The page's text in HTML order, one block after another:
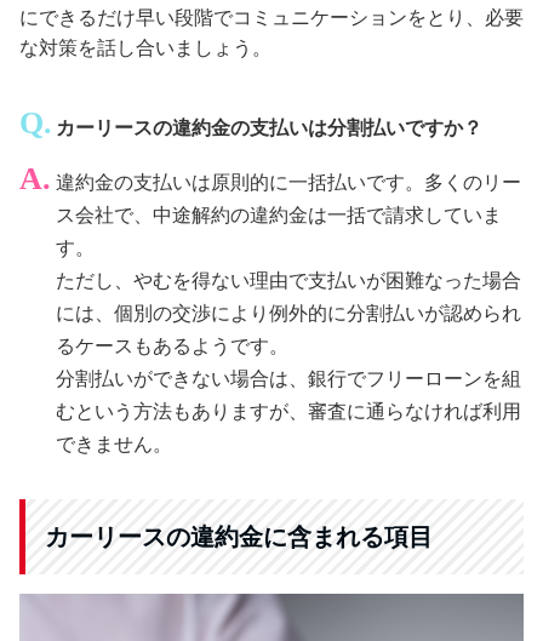
にできるだけ早い段階でコミュニケーションをとり、必要
な対策を話し合いましょう。
カーリースの違約金の支払いは分割払いですか？
違約金の支払いは原則的に一括払いです。多くのリー
ス会社で、中途解約の違約金は一括で請求していま
す。
ただし、やむを得ない理由で支払いが困難なった場合
には、個別の交渉により例外的に分割払いが認められ
るケースもあるようです。
分割払いができない場合は、銀行でフリーローンを組
むという方法もありますが、審査に通らなければ利用
できません。
カーリースの違約金に含まれる項目